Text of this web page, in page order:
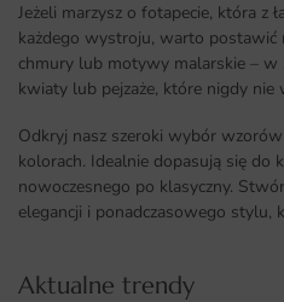
Jeżeli marzysz o fotapecie, która z
każdego wystroju, warto postawić
chmury lub motywy malarskie – w
kwiaty lub pejzaże, które nigdy nie
Odkryj nasz szeroki wybór
kolorach. Idealnie dopasują się do
nowoczesnego po klasyczny.
elegancji i ponadczasowego stylu,
Aktualne trendy​